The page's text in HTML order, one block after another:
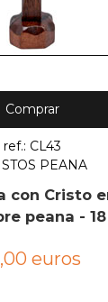
Comprar
ref.: CL43
PEANA
con Cristo
peana -
euros